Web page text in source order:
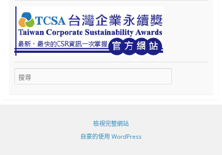
檢視完整網站
自豪的使用 WordPress